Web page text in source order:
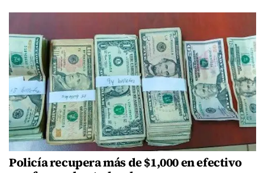
Policía recupera más de $1,000 en efectivo